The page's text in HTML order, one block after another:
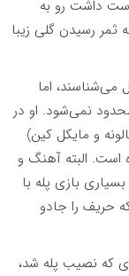
داشت رو به
رسیدن گلی زیبا
می‌شناسند، اما
نمی‌شود. او در
و مایکل کین)
است. البته آهنگ و
بازی پله با
حریف را جادو
که نصیب پله شد،